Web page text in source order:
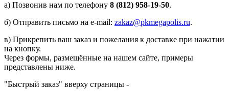
а) Позвонив нам по телефону 8 (812) 958-19-50.
б) Отправить письмо на e-mail: zakaz@pkmegapolis.ru.
в) Прикрепить ваш заказ и пожелания к доставке при нажатии
на кнопку.
Через формы, размещённые на нашем сайте, примеры
представлены ниже.
"Быстрый заказ" вверху страницы -